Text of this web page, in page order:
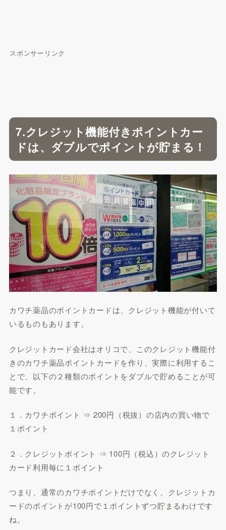
スポンサーリンク
7.クレジット機能付きポイントカー
ドは、ダブルでポイントが貯まる！
カワチ薬品のポイントカードは、クレジット機能が付いて
いるものもあります。
クレジットカード会社はオリコで、このクレジット機能付
きのカワチ薬品ポイントカードを作り、実際に利用するこ
とで、以下の２種類のポイントをダブルで貯めることが可
能です。
１．カワチポイント ⇒ 200円（税抜）の店内の買い物で
１ポイント
２．クレジットポイント ⇒ 100円（税込）のクレジット
カード利用毎に１ポイント
つまり、通常のカワチポイントだけでなく、クレジットカ
ードのポイントが100円で１ポイントずつ貯まるわけです
ね。